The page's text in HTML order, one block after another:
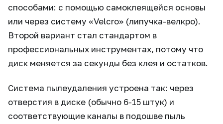
способами: с помощью самоклеящейся основы
или через систему «Velcro» (липучка-велкро).
Второй вариант стал стандартом в
профессиональных инструментах, потому что
диск меняется за секунды без клея и остатков.
Система пылеудаления устроена так: через
отверстия в диске (обычно 6-15 штук) и
соответствующие каналы в подошве пыль